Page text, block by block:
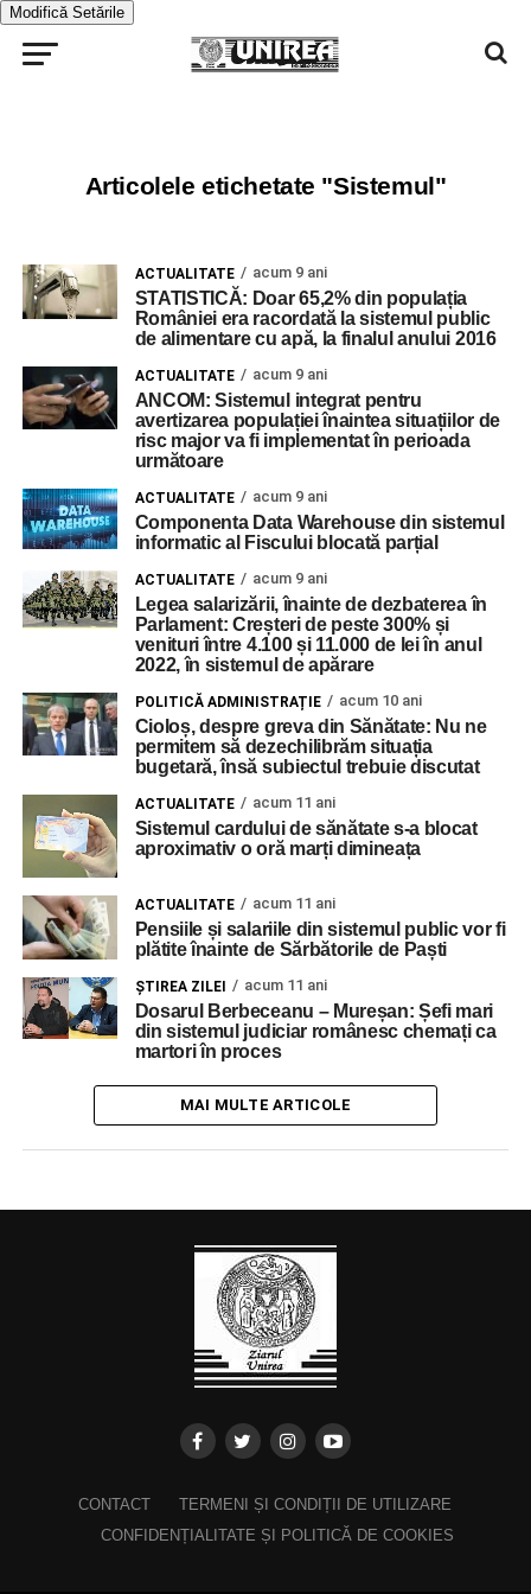
Modifică Setările
Articolele etichetate "Sistemul"
ACTUALITATE acum 9 ani
STATISTICĂ: Doar 65,2% din populația
României era racordată la sistemul public
de alimentare cu apă, la finalul anului 2016
ACTUALITATE acum 9 ani
ANCOM: Sistemul integrat pentru
avertizarea populației înaintea situațiilor de
risc major va fi implementat în perioada
următoare
ACTUALITATE acum 9 ani
Componenta Data Warehouse din sistemul
informatic al Fiscului blocată parțial
ACTUALITATE acum 9 ani
Legea salarizării, înainte de dezbaterea în
Parlament: Creșteri de peste 300% și
venituri între 4.100 și 11.000 de lei în anul
2022, în sistemul de apărare
POLITICĂ ADMINISTRAȚIE acum 10 ani
Cioloș, despre greva din Sănătate: Nu ne
permitem să dezechilibrăm situația
bugetară, însă subiectul trebuie discutat
ACTUALITATE acum 11 ani
Sistemul cardului de sănătate s-a blocat
aproximativ o oră marți dimineața
ACTUALITATE acum 11 ani
Pensiile și salariile din sistemul public vor fi
plătite înainte de Sărbătorile de Paști
ŞTIREA ZILEI acum 11 ani
Dosarul Berbeceanu – Mureșan: Șefi mari
din sistemul judiciar românesc chemați ca
martori în proces
MAI MULTE ARTICOLE
CONTACT
TERMENI ȘI CONDIȚII DE UTILIZARE
CONFIDENȚIALITATE ȘI POLITICĂ DE COOKIES